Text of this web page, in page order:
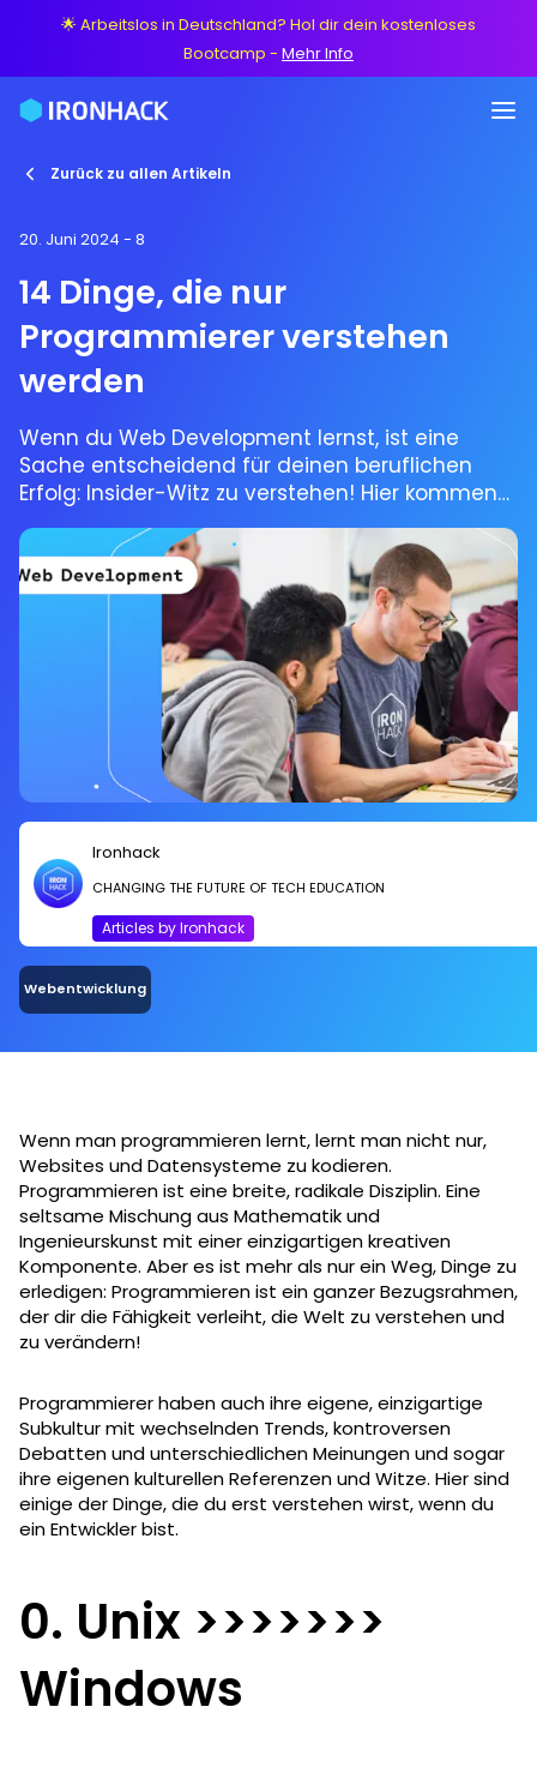
🌟 Arbeitslos in Deutschland? Hol dir dein kostenloses
Bootcamp - Mehr Info
Zurück zu allen Artikeln
20. Juni 2024 - 8
14 Dinge, die nur
Programmierer verstehen
werden
Wenn du Web Development lernst, ist eine
Sache entscheidend für deinen beruflichen
Erfolg: Insider-Witz zu verstehen! Hier kommen
15 Dinge, die nur Programmierer verstehen
werden.
Ironhack
CHANGING THE FUTURE OF TECH EDUCATION
Articles by Ironhack
Webentwicklung
Wenn man programmieren lernt, lernt man nicht nur,
Websites und Datensysteme zu kodieren.
Programmieren ist eine breite, radikale Disziplin. Eine
seltsame Mischung aus Mathematik und
Ingenieurskunst mit einer einzigartigen kreativen
Komponente. Aber es ist mehr als nur ein Weg, Dinge zu
erledigen: Programmieren ist ein ganzer Bezugsrahmen,
der dir die Fähigkeit verleiht, die Welt zu verstehen und
zu verändern!
Programmierer haben auch ihre eigene, einzigartige
Subkultur mit wechselnden Trends, kontroversen
Debatten und unterschiedlichen Meinungen und sogar
ihre eigenen kulturellen Referenzen und Witze. Hier sind
einige der Dinge, die du erst verstehen wirst, wenn du
ein Entwickler bist.
0. Unix >>>>>>>
Windows